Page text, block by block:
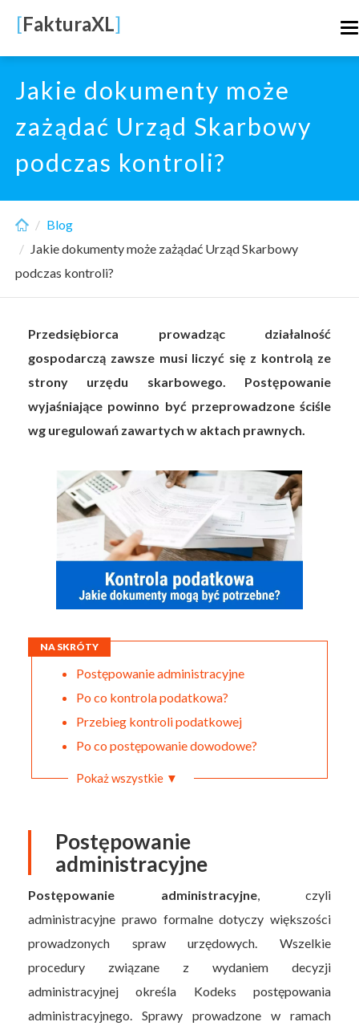
main
content
[FakturaXL]
Jakie dokumenty może
zażądać Urząd Skarbowy
podczas kontroli?
Blog
Jakie dokumenty może zażądać Urząd Skarbowy
podczas kontroli?
Przedsiębiorca prowadząc działalność
gospodarczą zawsze musi liczyć się z kontrolą ze
strony urzędu skarbowego. Postępowanie
wyjaśniające powinno być przeprowadzone ściśle
wg uregulowań zawartych w aktach prawnych.
NA SKRÓTY
Postępowanie administracyjne
Po co kontrola podatkowa?
Przebieg kontroli podatkowej
Po co postępowanie dowodowe?
Pokaż wszystkie ▼
Postępowanie
administracyjne
Postępowanie administracyjne, czyli
administracyjne prawo formalne dotyczy większości
prowadzonych spraw urzędowych. Wszelkie
procedury związane z wydaniem decyzji
administracyjnej określa Kodeks postępowania
administracyjnego. Sprawy prowadzone w ramach